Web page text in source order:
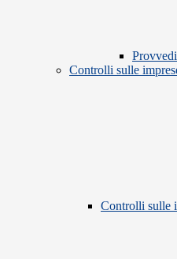
Controlli sulle
Controlli sulle